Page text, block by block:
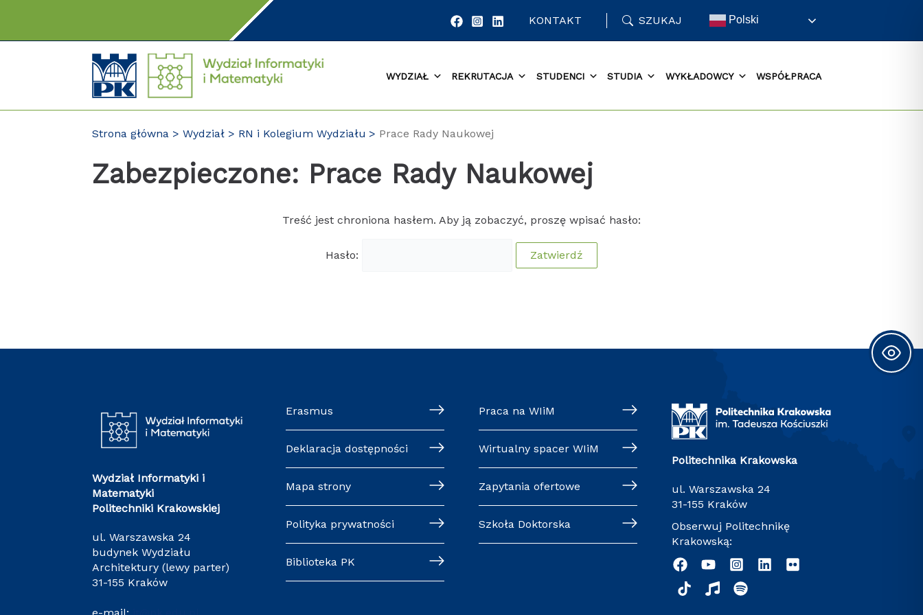
KONTAKT SZUKAJ Polski
WYDZIAŁ REKRUTACJA STUDENCI STUDIA WYKŁADOWCY WSPÓŁPRACA
Strona główna Wydział RN i Kolegium Wydziału Prace Rady Naukowej
Zabezpieczone: Prace Rady Naukowej
Treść jest chroniona hasłem. Aby ją zobaczyć, proszę wpisać hasło:
Hasło:
Wydział Informatyki i
Matematyki
Politechniki Krakowskiej
ul. Warszawska 24
budynek Wydziału
Architektury (lewy parter)
31-155 Kraków
Erasmus
Deklaracja dostępności
Mapa strony
Polityka prywatności
Biblioteka PK
Praca na WIiM
Wirtualny spacer WIiM
Zapytania ofertowe
Szkoła Doktorska
Politechnika Krakowska
ul. Warszawska 24
31-155 Kraków
Obserwuj Politechnikę
Krakowską: